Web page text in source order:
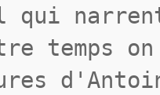
qui
temps